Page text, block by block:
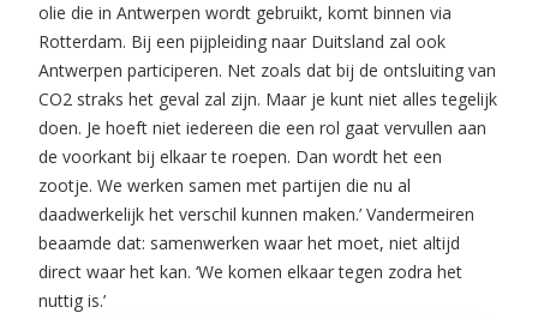
olie die in Antwerpen wordt gebruikt, komt binnen via
Rotterdam. Bij een pijpleiding naar Duitsland zal ook
Antwerpen participeren. Net zoals dat bij de ontsluiting van
CO2 straks het geval zal zijn. Maar je kunt niet alles tegelijk
doen. Je hoeft niet iedereen die een rol gaat vervullen aan
de voorkant bij elkaar te roepen. Dan wordt het een
zootje. We werken samen met partijen die nu al
daadwerkelijk het verschil kunnen maken.’ Vandermeiren
beaamde dat: samenwerken waar het moet, niet altijd
direct waar het kan. ‘We komen elkaar tegen zodra het
nuttig is.’